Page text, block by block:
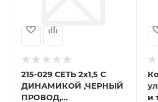
215-029 СЕТЬ 2х1,5 С
ДИНАМИКОЙ ,ЧЕРНЫЙ
ПРОВОД,
и